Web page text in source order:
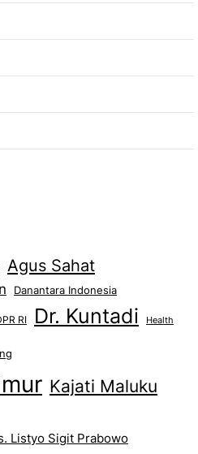
Agus Sahat
Danantara Indonesia
RI Dr. Kuntadi Health
Kajati Maluku
Listyo Sigit Prabowo